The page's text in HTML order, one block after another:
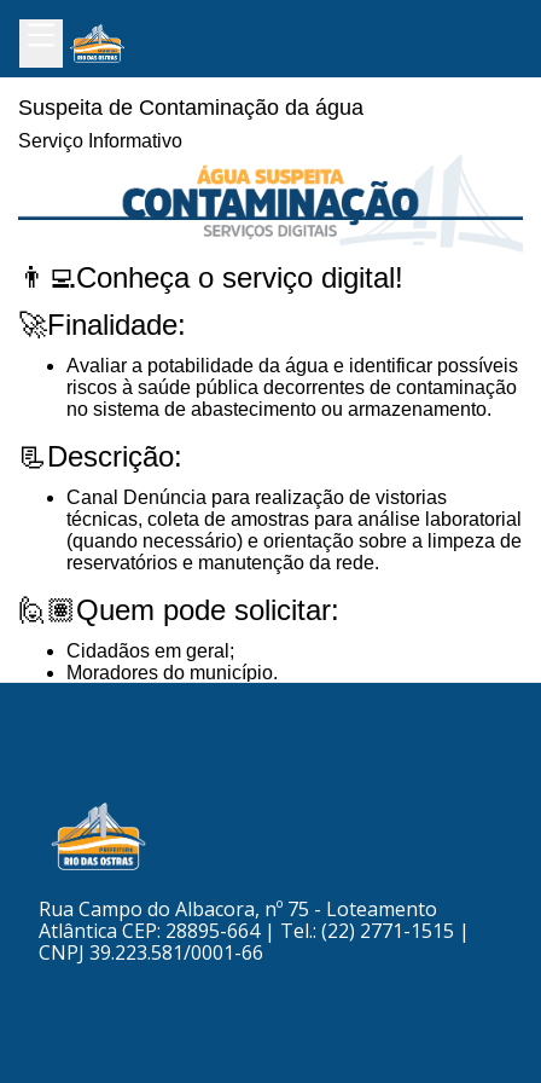
Rua Campo do Albacora, nº 75 - Loteamento
Atlântica CEP: 28895-664 | Tel.: (22) 2771-1515 |
CNPJ 39.223.581/0001-66